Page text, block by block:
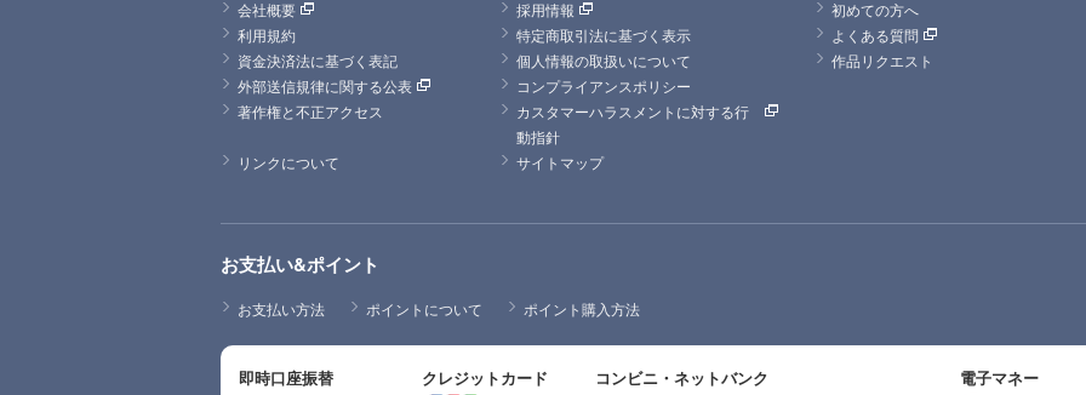
会社概要
採用情報
利用規約
特定商取引法に基づく表示
資金決済法に基づく表記
個人情報の取扱いについて
外部送信規律に関する公表
コンプライアンスポリシー
著作権と不正アクセス
カスタマーハラスメントに対する行
動指針
リンクについて
サイトマップ
初めての方へ
よくある質問
作品リクエスト
お支払い&ポイント
お支払い方法 ポイントについて ポイント購入方法
即時口座振替 クレジットカード コンビニ・ネットバンク 電子マネー